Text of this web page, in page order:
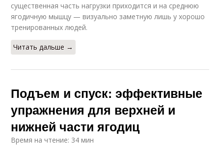
существенная часть нагрузки приходится и на среднюю
ягодичную мышцу — визуально заметную лишь у хорошо
тренированных людей.
Читать дальше →
Подъем и спуск: эффективные
упражнения для верхней и
нижней части ягодиц
Время на чтение: 34 мин